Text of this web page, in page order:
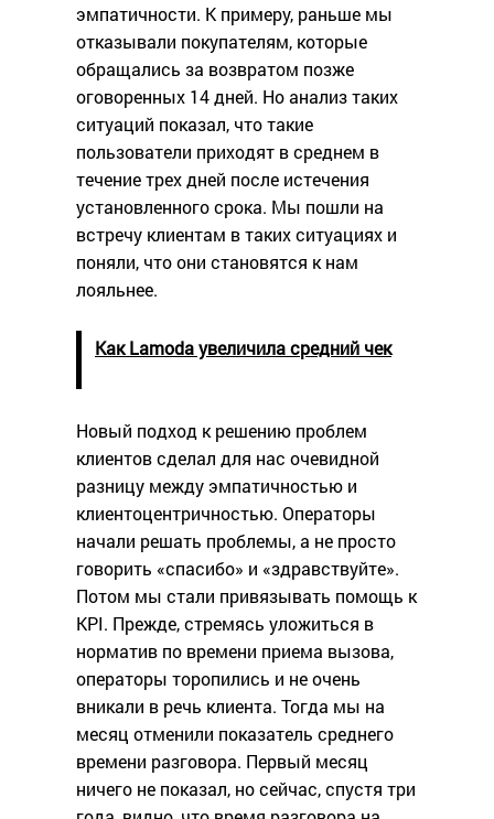
эмпатичности. К примеру, раньше мы
отказывали покупателям, которые
обращались за возвратом позже
оговоренных 14 дней. Но анализ таких
ситуаций показал, что такие
пользователи приходят в среднем в
течение трех дней после истечения
установленного срока. Мы пошли на
встречу клиентам в таких ситуациях и
поняли, что они становятся к нам
лояльнее.
Как Lamoda увеличила средний чек
Новый подход к решению проблем
клиентов сделал для нас очевидной
разницу между эмпатичностью и
клиентоцентричностью. Операторы
начали решать проблемы, а не просто
говорить «спасибо» и «здравствуйте».
Потом мы стали привязывать помощь к
KPI. Прежде, стремясь уложиться в
норматив по времени приема вызова,
операторы торопились и не очень
вникали в речь клиента. Тогда мы на
месяц отменили показатель среднего
времени разговора. Первый месяц
ничего не показал, но сейчас, спустя три